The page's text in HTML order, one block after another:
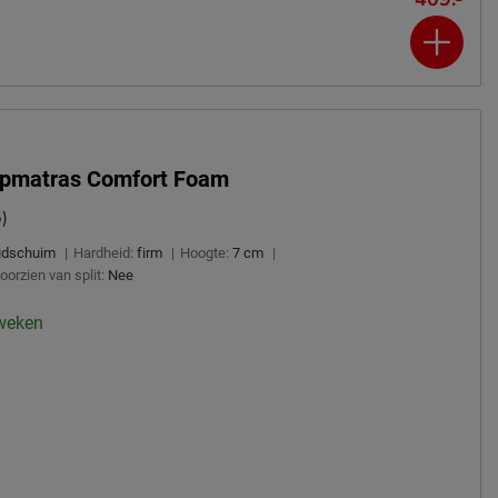
Comfort Foam
| Hardheid: firm | Hoogte: 7 cm |
van split: Nee